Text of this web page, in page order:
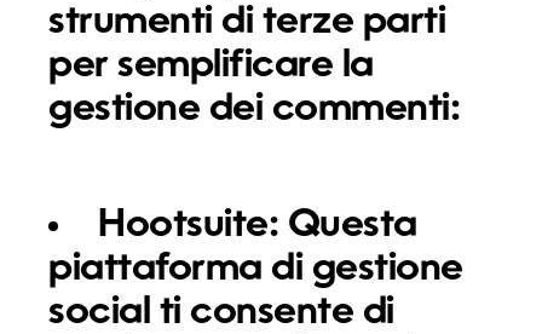
strumenti di terze parti
per semplificare la
gestione dei commenti:
Hootsuite: Questa
piattaforma di gestione
social ti consente di